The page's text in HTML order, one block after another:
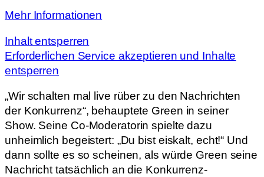
Mehr Informationen
Inhalt entsperren
Erforderlichen Service akzeptieren und Inhalte
entsperren
„Wir schalten mal live rüber zu den Nachrichten
der Konkurrenz“, behauptete Green in seiner
Show. Seine Co-Moderatorin spielte dazu
unheimlich begeistert: „Du bist eiskalt, echt!“ Und
dann sollte es so scheinen, als würde Green seine
Nachricht tatsächlich an die Konkurrenz-